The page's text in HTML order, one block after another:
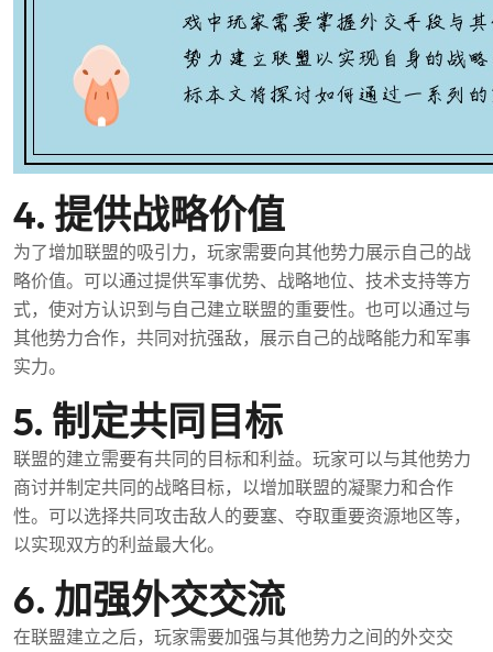
4. 提供战略价值
为了增加联盟的吸引力，玩家需要向其他势力展示自己的战
略价值。可以通过提供军事优势、战略地位、技术支持等方
式，使对方认识到与自己建立联盟的重要性。也可以通过与
其他势力合作，共同对抗强敌，展示自己的战略能力和军事
实力。
5. 制定共同目标
联盟的建立需要有共同的目标和利益。玩家可以与其他势力
商讨并制定共同的战略目标，以增加联盟的凝聚力和合作
性。可以选择共同攻击敌人的要塞、夺取重要资源地区等，
以实现双方的利益最大化。
6. 加强外交交流
在联盟建立之后，玩家需要加强与其他势力之间的外交交